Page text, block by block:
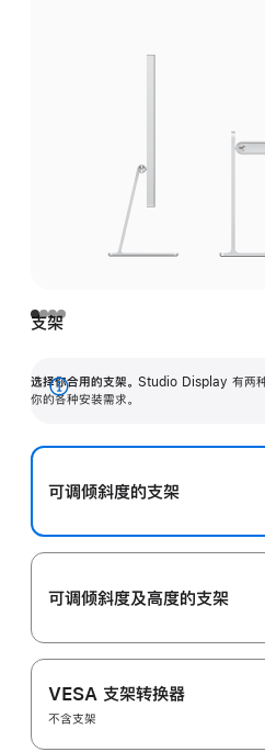
支架
选择你合用的支架。 Studio Display 有两种
你的各种安装需求。
展
可调倾斜度的支架
可调倾斜度及高‍度的支‍架
VESA 支架转换器
不含支架